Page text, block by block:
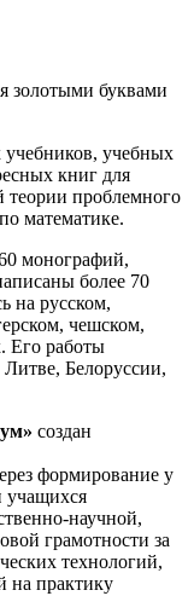
золотыми буквами
учебных
книг для
теории проблемного
математике.
монографий,
более 70
на русском,
чешском,
Его работы
Белоруссии,
создан
формирование у
учащихся
научной,
грамотности за
технологий,
на практику